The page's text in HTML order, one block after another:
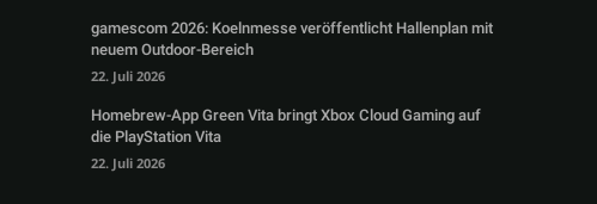
gamescom 2026: Koelnmesse veröffentlicht Hallenplan mit
neuem Outdoor-Bereich
22. Juli 2026
Homebrew-App Green Vita bringt Xbox Cloud Gaming auf
die PlayStation Vita
22. Juli 2026